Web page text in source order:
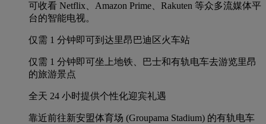
可收看 Netflix、Amazon Prime、Rakuten 等众多流媒体平
台的智能电视。
仅需 1 分钟即可到达里昂巴迪区火车站
仅需 1 分钟即可坐上地铁、巴士和有轨电车去游览里昂
的旅游景点
全天 24 小时提供个性化迎宾礼遇
靠近前往新安盟体育场 (Groupama Stadium) 的有轨电车